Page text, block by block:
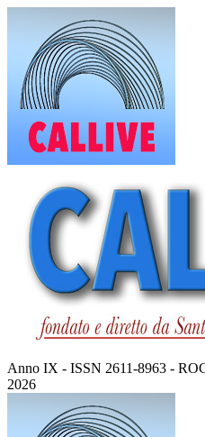
contenuto
Anno IX - ISSN 2611-8963 -
2026